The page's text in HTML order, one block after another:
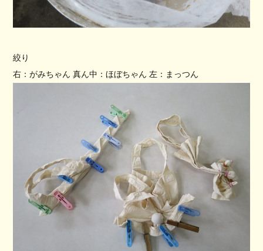
絞り
右：がみちゃん 真ん中：ほぼちゃん 左：まっつん